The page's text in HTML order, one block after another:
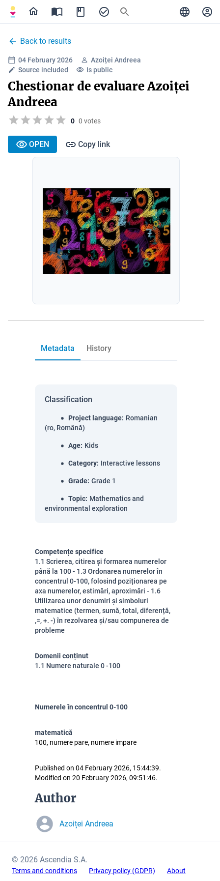
Back to results
04 February 2026
Azoiței Andreea
Source included
Is public
Chestionar de evaluare Azoiței
Andreea
0 0 votes
OPEN Copy link
Metadata History
Classification
Project language: Romanian
(ro, Română)
Age: Kids
Category: Interactive lessons
Grade: Grade 1
Topic: Mathematics and
environmental exploration
Competențe specifice
1.1 Scrierea, citirea și formarea numerelor
până la 100 - 1.3 Ordonarea numerelor în
concentrul 0-100, folosind poziționarea pe
axa numerelor, estimări, aproximări - 1.6
Utilizarea unor denumiri și simboluri
matematice (termen, sumă, total, diferență,
,=, +. -) în rezolvarea și/sau compunerea de
probleme
Domenii conținut
1.1 Numere naturale 0 -100
Numerele în concentrul 0-100
matematică
100, numere pare, numere impare
Published on 04 February 2026, 15:44:39.
Modified on 20 February 2026, 09:51:46.
Author
Azoiței Andreea
© 2026 Ascendia S.A.
Terms and conditions Privacy policy (GDPR) About